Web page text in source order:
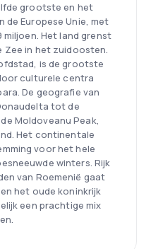
grootste en het
de Europese Unie, met
miljoen. Het land grenst
Zee in het zuidoosten.
is de grootste
culturele centra
De geografie van
tot de
Moldoveanu Peak,
Het continentale
voor het hele
winters. Rijk
van Roemenië gaat
het oude koninkrijk
een prachtige mix